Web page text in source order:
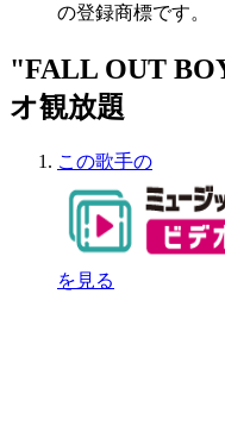
の登録商標です。
"FALL OUT
オ観放題
この歌手の
を見る